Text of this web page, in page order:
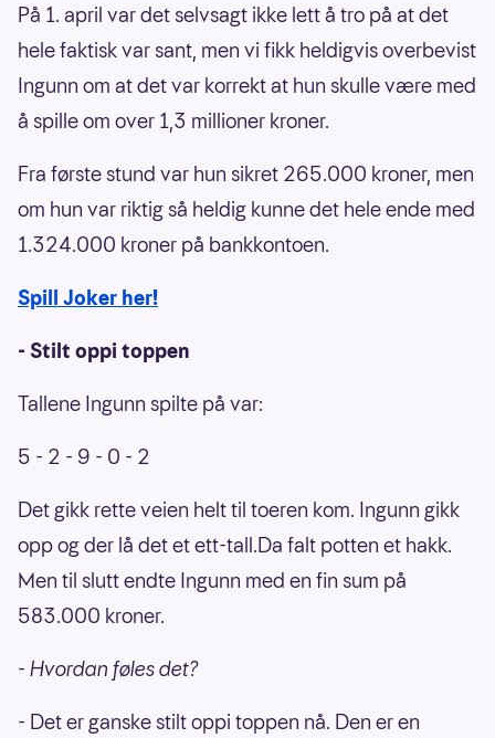
På 1. april var det selvsagt ikke lett å tro på at det
hele faktisk var sant, men vi fikk heldigvis overbevist
Ingunn om at det var korrekt at hun skulle være med
å spille om over 1,3 millioner kroner.
Fra første stund var hun sikret 265.000 kroner, men
om hun var riktig så heldig kunne det hele ende med
1.324.000 kroner på bankkontoen.
Spill Joker her!
- Stilt oppi toppen
Tallene Ingunn spilte på var:
5 - 2 - 9 - 0 - 2
Det gikk rette veien helt til toeren kom. Ingunn gikk
opp og der lå det et ett-tall.Da falt potten et hakk.
Men til slutt endte Ingunn med en fin sum på
583.000 kroner.
- Hvordan føles det?
- Det er ganske stilt oppi toppen nå. Den er en